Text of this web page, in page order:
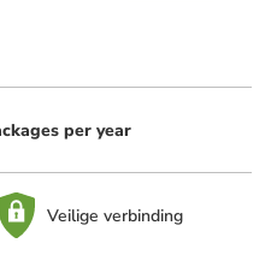
per year
Veilige verbinding